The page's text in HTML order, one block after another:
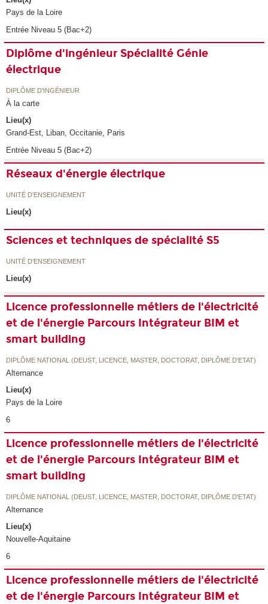
Pays de la Loire
Entrée Niveau 5 (Bac+2)
Diplôme d'ingénieur Spécialité Génie
électrique
DIPLÔME D'INGÉNIEUR
À la carte
Lieu(x)
Grand-Est, Liban, Occitanie, Paris
Entrée Niveau 5 (Bac+2)
Réseaux d'énergie électrique
UNITÉ D’ENSEIGNEMENT
Lieu(x)
Sciences et techniques de spécialité S5
UNITÉ D’ENSEIGNEMENT
Lieu(x)
Licence professionnelle métiers de l'électricité
et de l'énergie Parcours Intégrateur BIM et
smart building
DIPLÔME NATIONAL (DEUST, LICENCE, MASTER, DOCTORAT, DIPLÔME D'ETAT)
Alternance
Lieu(x)
Pays de la Loire
6
Licence professionnelle métiers de l'électricité
et de l'énergie Parcours Intégrateur BIM et
smart building
DIPLÔME NATIONAL (DEUST, LICENCE, MASTER, DOCTORAT, DIPLÔME D'ETAT)
Alternance
Lieu(x)
Nouvelle-Aquitaine
6
Licence professionnelle métiers de l'électricité
et de l'énergie Parcours Intégrateur BIM et